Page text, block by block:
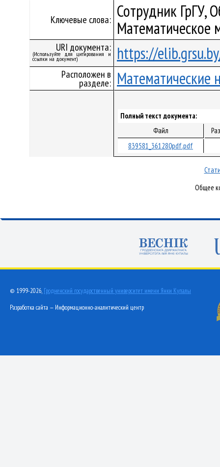
Ключевые слова: Сотрудник ГрГУ,
Математическое
URI документа:
(Используйте для цитирования и
ссылки на документ) https://
Расположен в
разделе: Математические
Полный текст документа:
Файл
839581_361280pdf.pdf
Общее
© 1999-2026, Гродненский государственный университет имени Янки Купалы
Разработка сайта — Информационно-аналитический центр